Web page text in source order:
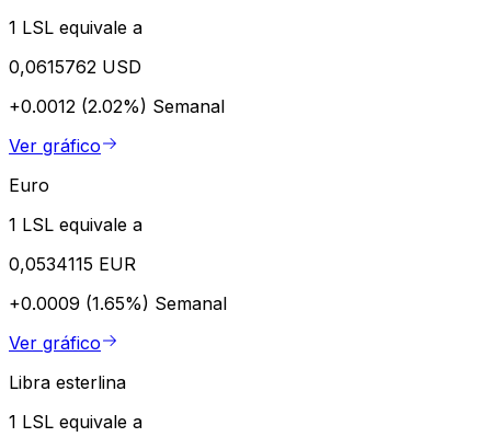
1 LSL equivale a
0,0615762 USD
+0.0012 (2.02%) Semanal
Ver gráfico
Euro
1 LSL equivale a
0,0534115 EUR
+0.0009 (1.65%) Semanal
Ver gráfico
Libra esterlina
1 LSL equivale a